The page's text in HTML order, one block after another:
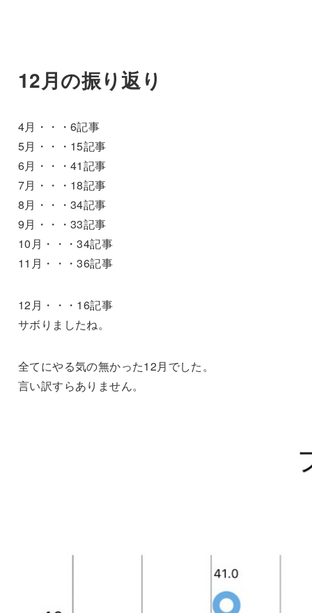
12月の振り返り
4月・・・6記事
5月・・・15記事
6月・・・41記事
7月・・・18記事
8月・・・34記事
9月・・・33記事
10月・・・34記事
11月・・・36記事
12月・・・16記事
サボりましたね。
全てにやる気の無かった12月でした。
言い訳すらありません。